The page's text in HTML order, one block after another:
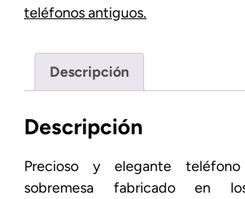
teléfonos antiguos.
Descripción
Descripción
Precioso y elegante
sobremesa fabricado en